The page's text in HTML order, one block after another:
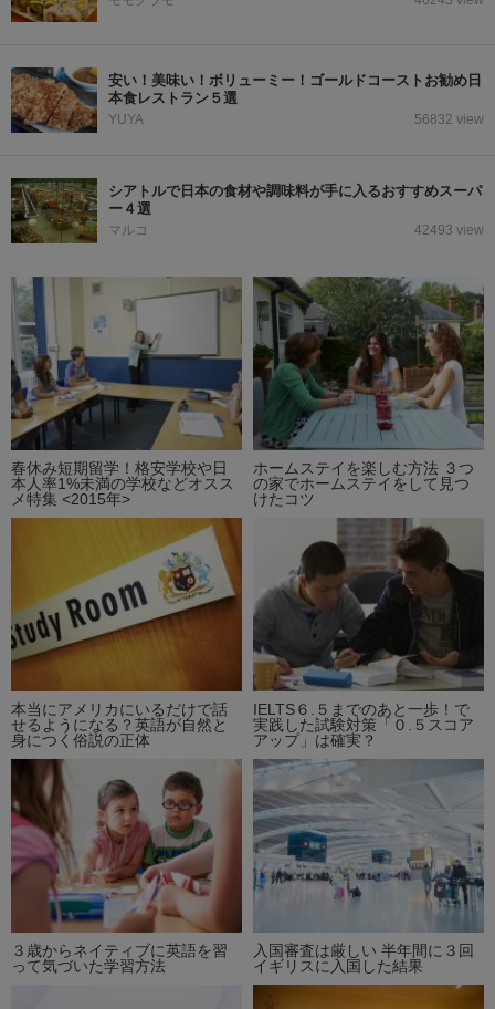
安い！美味い！ボリューミー！ゴールドコーストお勧め日
本食レストラン５選
YUYA 56832 view
シアトルで日本の食材や調味料が手に入るおすすめスーパ
ー４選
マルコ 42493 view
春休み短期留学！格安学校や日
本人率1%未満の学校などオスス
メ特集 <2015年>
ホームステイを楽しむ方法 ３つ
の家でホームステイをして見つ
けたコツ
本当にアメリカにいるだけで話
せるようになる？英語が自然と
身につく俗説の正体
IELTS６.５までのあと一歩！で
実践した試験対策「０.５スコア
アップ」は確実？
３歳からネイティブに英語を習
って気づいた学習方法
入国審査は厳しい 半年間に３回
イギリスに入国した結果